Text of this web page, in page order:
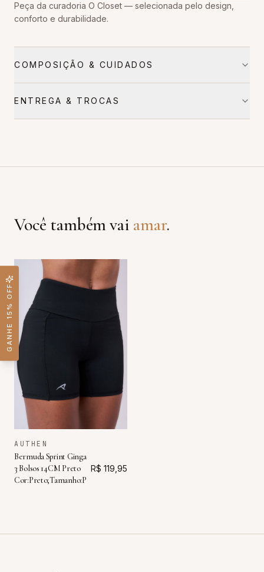
Peça da curadoria O Closet — selecionada pelo design,
conforto e durabilidade.
COMPOSIÇÃO & CUIDADOS
ENTREGA & TROCAS
Você também vai amar.
AUTHEN
Bermuda Sprint Ginga
3 Bolsos 14CM Preto
Cor:Preto;Tamanho:P
R$ 119,95
GANHE 15% OFF